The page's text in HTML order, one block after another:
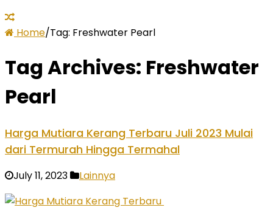
Home/Tag: Freshwater Pearl
Tag Archives: Freshwater
Pearl
Harga Mutiara Kerang Terbaru Juli 2023 Mulai
dari Termurah Hingga Termahal
July 11, 2023 Lainnya